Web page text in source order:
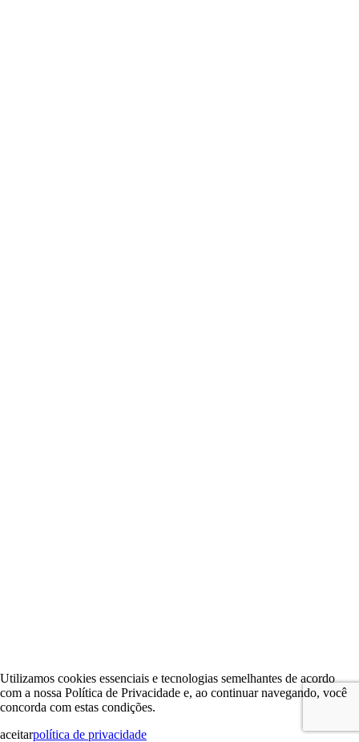
Utilizamos cookies essenciais e tecnologias semelhantes de acordo
com a nossa Política de Privacidade e, ao continuar navegando, você
concorda com estas condições.
aceitarpolítica de privacidade